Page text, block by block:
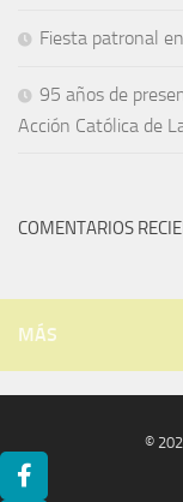
Fiesta patronal
95 años de
Acción Católica de
COMENTARIOS
MÁS
©